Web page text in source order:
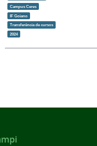
Campus Ceres
IF Goiano
Transferência de cursos
2024